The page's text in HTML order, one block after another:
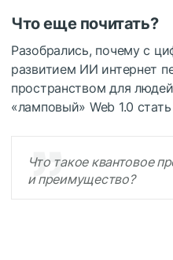
Что еще почитать?
Разобрались, почему с
развитием ИИ интернет
пространством для
«ламповый» Web 1.0
Что такое квантовое
и преимущество?